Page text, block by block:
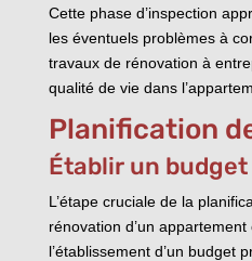
Cette phase d’inspection
les éventuels problèmes à
travaux de rénovation à
qualité de vie dans
Planification
Établir un
L’étape cruciale de la
rénovation d’un
l’établissement d’un budget